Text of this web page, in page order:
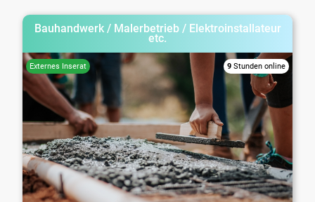
Bauhandwerk / Malerbetrieb / Elektroinstallateur
etc.
9 Stunden online